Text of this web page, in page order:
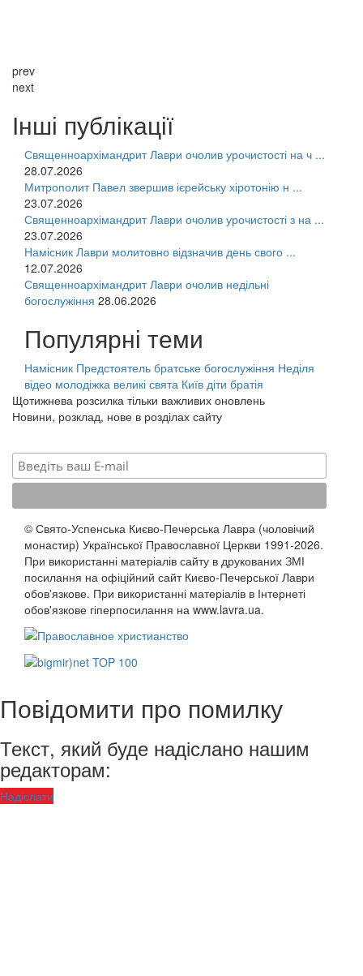
prev
next
Інші публікації
Священноархімандрит Лаври очолив урочистості на ч ...
28.07.2026
Митрополит Павел звершив ієрейську хіротонію н ...
23.07.2026
Священноархімандрит Лаври очолив урочистості з на ...
23.07.2026
Намісник Лаври молитовно відзначив день свого ...
12.07.2026
Священноархімандрит Лаври очолив недільні
богослужіння 28.06.2026
Популярні теми
Намісник Предстоятель братське богослужіння Неділя
відео молодіжка великі свята Київ діти братія
Щотижнева розсилка тільки важливих оновлень
Новини, розклад, нове в розділах сайту
© Свято-Успенська Києво-Печерська Лавра (чоловічий
монастир) Української Православної Церкви 1991-2026.
При використанні матеріалів сайту в друкованих ЗМІ
посилання на офіційний сайт Києво-Печерської Лаври
обов'язкове. При використанні матеріалів в Інтернеті
обов'язкове гіперпосилання на www.lavra.ua.
Повідомити про помилку
Текст, який буде надіслано нашим
редакторам:
Надіслати